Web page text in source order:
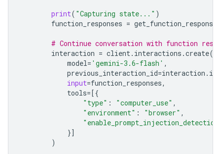
print( "Capturing state..." )
function_responses = get_function_responses
# Continue conversation with function
interaction = client. interactions .create(
model= 'gemini-3.6-flash' ,
previous_interaction_id=interaction . id
input=function_responses,
tools=[{
"type" : "computer_use" ,
"environment" : "browser" ,
}]
)